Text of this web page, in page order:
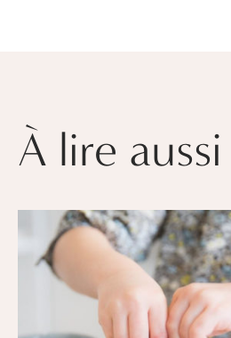
À lire aussi